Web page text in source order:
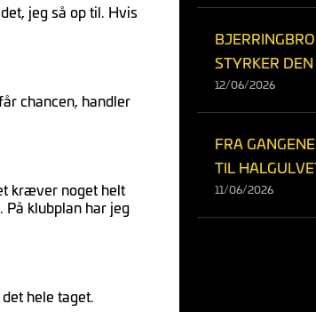
jeg så op til. Hvis
chancen, handler
kræver noget helt
På klubplan har jeg
hele taget.
STYRKER
12/06/2026
FRA
TIL
11/06/2026